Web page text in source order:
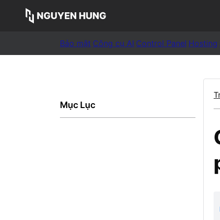
Bảo mật Công cụ AI Control Panel Hosting
Mục Lục